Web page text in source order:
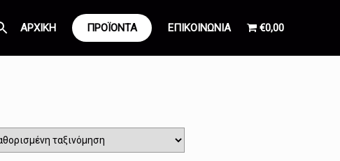
ΑΡΧΙΚΗ ΠΡΟΪΟΝΤΑ ΕΠΙΚΟΙΝΩΝΙΑ €0,00